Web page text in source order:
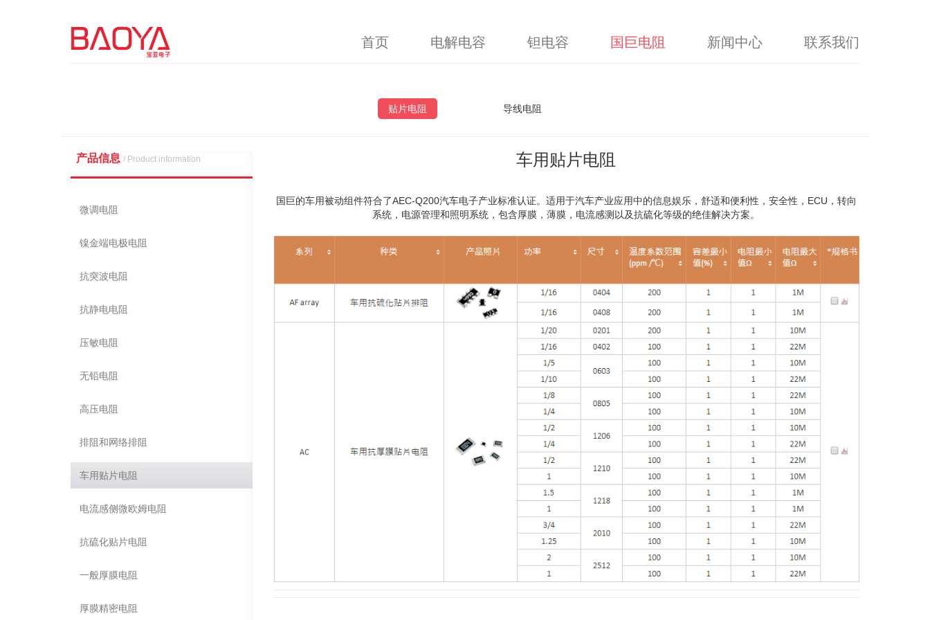
首页 电解电容 钽电容 国巨电阻 新闻中心 联系我们
贴片电阻 导线电阻
产品信息 / Product information
微调电阻
镍金端电极电阻
抗突波电阻
抗静电电阻
压敏电阻
无铅电阻
高压电阻
排阻和网络排阻
车用贴片电阻
电流感侧微欧姆电阻
抗硫化贴片电阻
一般厚膜电阻
厚膜精密电阻
车用贴片电阻
国巨的车用被动组件符合了AEC-Q200汽车电子产业标准认证。适用于汽车产业应用中的信息娱乐，舒适和便利性，安全性，ECU，转向
系统，电源管理和照明系统，包含厚膜，薄膜，电流感测以及抗硫化等级的绝佳解决方案。